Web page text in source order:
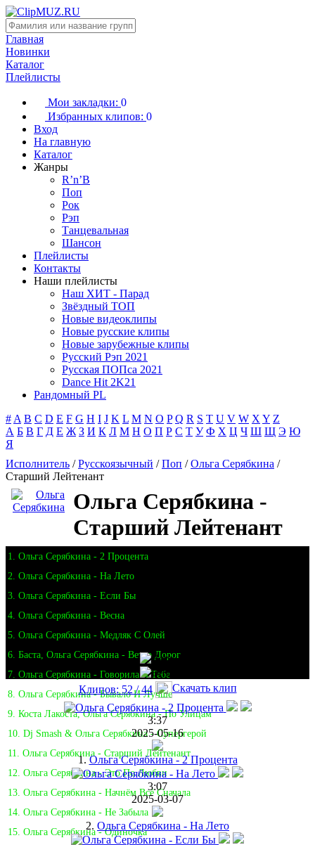
Главная
Новинки
Каталог
Плейлисты
Мои закладки: 0
Избранных клипов: 0
Вход
На главную
Каталог
Жанры
R’n’B
Поп
Рок
Рэп
Танцевальная
Шансон
Плейлисты
Контакты
Наши плейлисты
Наш ХИТ - Парад
Звёздный ТОП
Новые видеоклипы
Новые русские клипы
Новые зарубежные клипы
Русский Рэп 2021
Русская ПОПса 2021
Dance Hit 2K21
Рандомный PL
# A B C D E F G H I J K L M N O P Q R S T U V W X Y Z
А Б В Г Д Е Ж З И К Л М Н О П Р С Т У Ф Х Ц Ч Ш Щ Э Ю
Я
Исполнитель /Русскоязычный /Поп /Ольга Серябкина /
Старший Лейтенант
Ольга Серябкина -
Старший Лейтенант
1. Ольга Серябкина - 2 Процента
2. Ольга Серябкина - На Лето
3. Ольга Серябкина - Если Бы
4. Ольга Серябкина - Весна
5. Ольга Серябкина - Медляк С Олей
6. Баста, Ольга Серябкина - Ветер Дорог
7. Ольга Серябкина - Говорила Я Тебе
8. Ольга Серябкина - Бывало И Лучше
9. Коста Лакоста, Ольга Серябкина - По Улицам
10. Dj Smash & Ольга Серябкина - Супергерой
11. Ольга Серябкина - Старший Лейтенант
12. Ольга Серябкина - Это По Любви
13. Ольга Серябкина - Начнём Всё Сначала
14. Ольга Серябкина - Не Забыла
15. Ольга Серябкина - Одиночка
Клипов: 52 / 44 Скачать клип
3:37
2025-05-16
1.Ольга Серябкина - 2 Процента
3:07
2025-03-07
2. Ольга Серябкина - На Лето